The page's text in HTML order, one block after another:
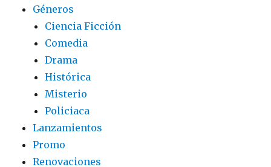
Géneros
Ciencia Ficción
Comedia
Drama
Histórica
Misterio
Policiaca
Lanzamientos
Promo
Renovaciones